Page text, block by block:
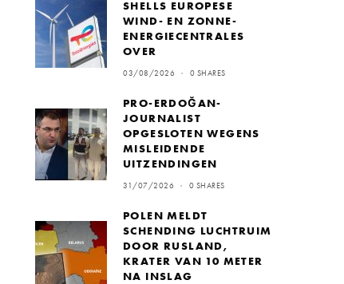
SHELLS EUROPESE
WIND- EN ZONNE-
ENERGIECENTRALES
OVER
03/08/2026 0 SHARES
PRO-ERDOĞAN-
JOURNALIST
OPGESLOTEN WEGENS
MISLEIDENDE
UITZENDINGEN
31/07/2026 0 SHARES
POLEN MELDT
SCHENDING LUCHTRUIM
DOOR RUSLAND,
KRATER VAN 10 METER
NA INSLAG